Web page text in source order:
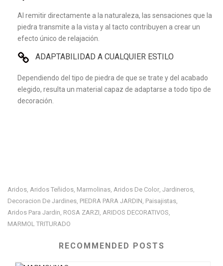
Al remitir directamente a la naturaleza, las sensaciones que la
piedra transmite a la vista y al tacto contribuyen a crear un
efecto único de relajación.
ADAPTABILIDAD A CUALQUIER ESTILO
Dependiendo del tipo de piedra de que se trate y del acabado
elegido, resulta un material capaz de adaptarse a todo tipo de
decoración.
Aridos, Aridos Teñidos, Marmolinas, Aridos De Color, Jardineros,
Decoracion De Jardines, PIEDRA PARA JARDIN, Paisajistas,
Aridos Para Jardin, ROSA ZARZI, ARIDOS DECORATIVOS,
MARMOL TRITURADO
RECOMMENDED POSTS